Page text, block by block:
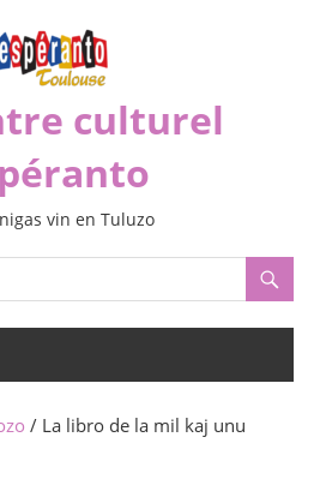
culturel
vin en Tuluzo
/ La libro de la mil kaj unu